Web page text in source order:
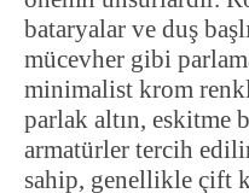
bataryalar ve duş
mücevher gibi
minimalist krom
parlak altın, eskitme
armatürler tercih
sahip, genellikle çift